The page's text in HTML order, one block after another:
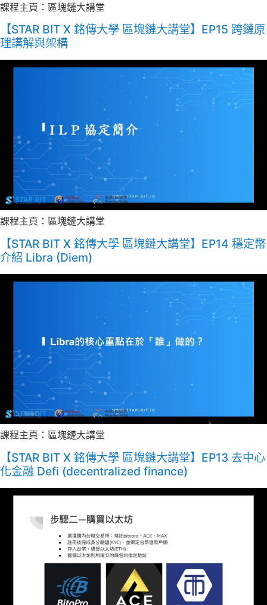
課程主頁：區塊鏈大講堂
【STAR BIT X 銘傳大學 區塊鏈大講堂】EP15 跨鏈原
理講解與架構
課程主頁：區塊鏈大講堂
【STAR BIT X 銘傳大學 區塊鏈大講堂】EP14 穩定幣
介紹 Libra (Diem)
課程主頁：區塊鏈大講堂
【STAR BIT X 銘傳大學 區塊鏈大講堂】EP13 去中心
化金融 Defi (decentralized finance)